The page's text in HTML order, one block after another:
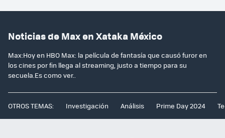
Noticias de Max en Xataka México
Max:Hoy en HBO Max: la película de fantasía que causó furor en
los cines por fin llega al streaming, justo a tiempo para su
secuela.Es como ver..
OTROS TEMAS: Investigación Análisis Prime Day 2024